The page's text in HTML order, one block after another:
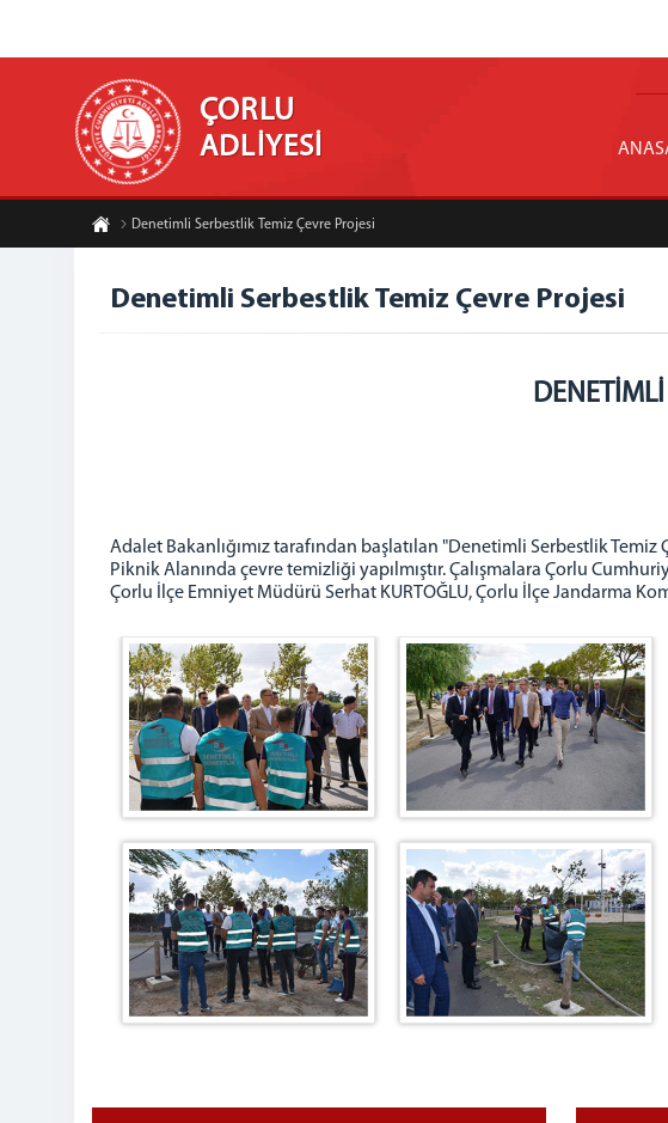
ÇORLU
ADLİYESİ
Denetimli Serbestlik Temiz Çevre Projesi
Denetimli Serbestlik Temiz Çevre Projesi
DENETİMLİ
Adalet Bakanlığımız tarafından başlatılan "Denetimli Serbestlik
Piknik Alanında çevre temizliği yapılmıştır. Çalışmalara Çorlu
Çorlu İlçe Emniyet Müdürü Serhat KURTOĞLU, Çorlu İlçe Jandarma